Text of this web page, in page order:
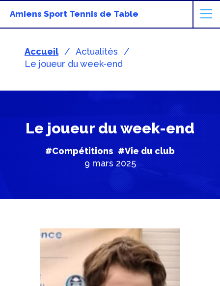
Amiens Sport Tennis de Table
Accueil
Actualités
Le joueur du week-end
Le joueur du week-end
#Compétitions #Vie du club
9 mars 2025